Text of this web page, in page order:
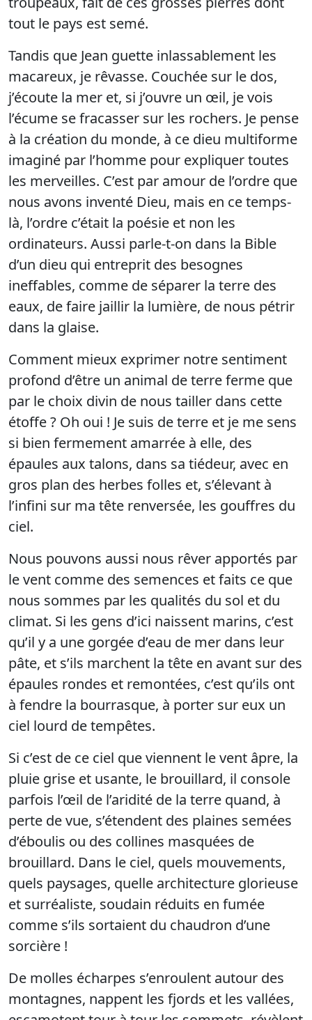
tout le pays est semé.
Tandis que Jean guette inlassablement les
macareux, je rêvasse. Couchée sur le dos,
j’écoute la mer et, si j’ouvre un œil, je vois
l’écume se fracasser sur les rochers. Je pense
à la création du monde, à ce dieu multiforme
imaginé par l’homme pour expliquer toutes
les merveilles. C’est par amour de l’ordre que
nous avons inventé Dieu, mais en ce temps-
là, l’ordre c’était la poésie et non les
ordinateurs. Aussi parle-t-on dans la Bible
d’un dieu qui entreprit des besognes
ineffables, comme de séparer la terre des
eaux, de faire jaillir la lumière, de nous pétrir
dans la glaise.
Comment mieux exprimer notre sentiment
profond d’être un animal de terre ferme que
par le choix divin de nous tailler dans cette
étoffe ? Oh oui ! Je suis de terre et je me sens
si bien fermement amarrée à elle, des
épaules aux talons, dans sa tiédeur, avec en
gros plan des herbes folles et, s’élevant à
l’infini sur ma tête renversée, les gouffres du
ciel.
Nous pouvons aussi nous rêver apportés par
le vent comme des semences et faits ce que
nous sommes par les qualités du sol et du
climat. Si les gens d’ici naissent marins, c’est
qu’il y a une gorgée d’eau de mer dans leur
pâte, et s’ils marchent la tête en avant sur des
épaules rondes et remontées, c’est qu’ils ont
à fendre la bourrasque, à porter sur eux un
ciel lourd de tempêtes.
Si c’est de ce ciel que viennent le vent âpre, la
pluie grise et usante, le brouillard, il console
parfois l’œil de l’aridité de la terre quand, à
perte de vue, s’étendent des plaines semées
d’éboulis ou des collines masquées de
brouillard. Dans le ciel, quels mouvements,
quels paysages, quelle architecture glorieuse
et surréaliste, soudain réduits en fumée
comme s’ils sortaient du chaudron d’une
sorcière !
De molles écharpes s’enroulent autour des
montagnes, nappent les fjords et les vallées,